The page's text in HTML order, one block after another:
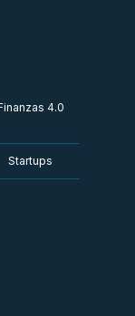
4.0
Startups